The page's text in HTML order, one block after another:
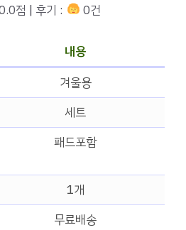
점 | 후기 : 0건
내용
겨울용
세트
패드포함
1개
무료배송